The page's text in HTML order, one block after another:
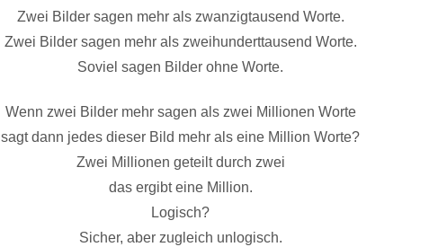
Zwei Bilder sagen mehr als zwanzigtausend Worte.
Zwei Bilder sagen mehr als zweihunderttausend Worte.
Soviel sagen Bilder ohne Worte.
Wenn zwei Bilder mehr sagen als zwei Millionen Worte
sagt dann jedes dieser Bild mehr als eine Million Worte?
Zwei Millionen geteilt durch zwei
das ergibt eine Million.
Logisch?
Sicher, aber zugleich unlogisch.